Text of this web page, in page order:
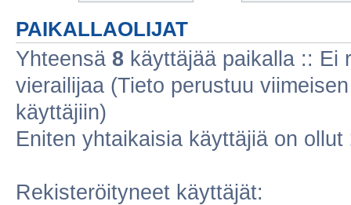
PAIKALLAOLIJAT
Yhteensä 8 käyttäjää paikalla :: Ei
vierailijaa (Tieto perustuu
käyttäjiin)
Eniten yhtaikaisia käyttäjiä on ollut
Rekisteröityneet käyttäjät: